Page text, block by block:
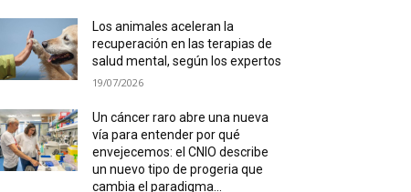
Los animales aceleran la
recuperación en las terapias de
salud mental, según los expertos
19/07/2026
Un cáncer raro abre una nueva
vía para entender por qué
envejecemos: el CNIO describe
un nuevo tipo de progeria que
cambia el paradigma...